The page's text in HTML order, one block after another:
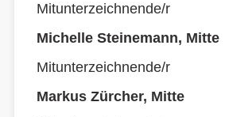
Mitunterzeichnende/r
Michelle Steinemann, Mitte
Mitunterzeichnende/r
Markus Zürcher, Mitte